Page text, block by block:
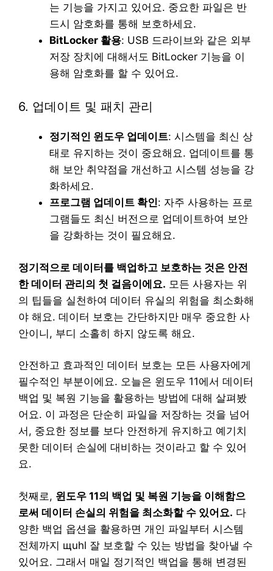
는 기능을 가지고 있어요. 중요한 파일은 반
드시 암호화를 통해 보호하세요.
BitLocker 활용: USB 드라이브와 같은 외부
저장 장치에 대해서도 BitLocker 기능을 이
용해 암호화를 할 수 있어요.
6. 업데이트 및 패치 관리
정기적인 윈도우 업데이트: 시스템을 최신 상
태로 유지하는 것이 중요해요. 업데이트를 통
해 보안 취약점을 개선하고 시스템 성능을 강
화하세요.
프로그램 업데이트 확인: 자주 사용하는 프로
그램들도 최신 버전으로 업데이트하여 보안
을 강화하는 것이 필요해요.
정기적으로 데이터를 백업하고 보호하는 것은 안전
한 데이터 관리의 첫 걸음이에요. 모든 사용자는 위
의 팁들을 실천하여 데이터 유실의 위험을 최소화해
야 해요. 데이터 보호는 간단하지만 매우 중요한 사
안이니, 부디 소홀히 하지 않도록 해요.
안전하고 효과적인 데이터 보호는 모든 사용자에게
필수적인 부분이에요. 오늘은 윈도우 11에서 데이터
백업 및 복원 기능을 활용하는 방법에 대해 살펴봤
어요. 이 과정은 단순히 파일을 저장하는 것을 넘어
서, 중요한 정보를 보다 안전하게 유지하고 예기치
못한 데이터 손실에 대비하는 것이라고 할 수 있어
요.
첫째로, 윈도우 11의 백업 및 복원 기능을 이해함으
로써 데이터 손실의 위험을 최소화할 수 있어요. 다
양한 백업 옵션을 활용하면 개인 파일부터 시스템
전체까지 щuhl 잘 보호할 수 있는 방법을 찾아낼 수
있어요. 그래서 매일 정기적인 백업을 통해 변경된